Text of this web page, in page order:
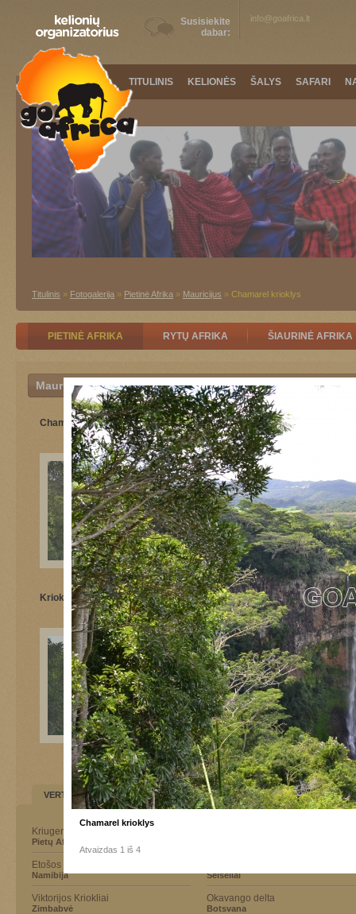
Susisiekite
dabar:
info@goafrica.lt
TITULINIS KELIONĖS ŠALYS SAFARI
Titulinis » Fotogalerija » Pietinė Afrika » Mauricijus » Chamarel krioklys
PIETINĖ AFRIKA RYTŲ AFRIKA ŠIAURINĖ AFRIKA
Mauricijus
Chamarel krioklys Krioklio aprašymas
Krioklys Mauricijuje
VERTA APLANKYTI
Kriugerio Nacionalinis Parkas
Pietų Afrika
Etošos nacionalinis parkas
Namibija
Viktorijos Kriokliai
Zimbabvė
Seišeliai
Okavango delta
Botsvana
Chamarel krioklys
Atvaizdas 1 iš 4